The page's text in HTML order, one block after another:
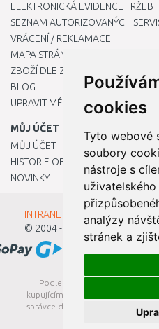
cookies
Tyto webové
soubory
nástroje s
analýzy
stránek a
ELEKTRONICKÁ EVIDENCE TRŽEB
SEZNAM AUTORIZOVANÝCH
VRÁCENÍ / REKLAMACE
MAPA STRÁNKY
ZBOŽÍ DLE ZNAČEK
BLOG
UPRAVIT MÉ PŘEDVOLBY COOKIES
MŮJ ÚČET
MŮJ ÚČET
HISTORIE OBJEDNÁVEK
NOVINKY
INTRANET - Přihlášení pro
© 2004 - 2026
Kamody s.r.o.
Podle zákona o evidenci tržeb
kupujícímu účtenku. Zároveň je
správce daně online; v případě
do 48